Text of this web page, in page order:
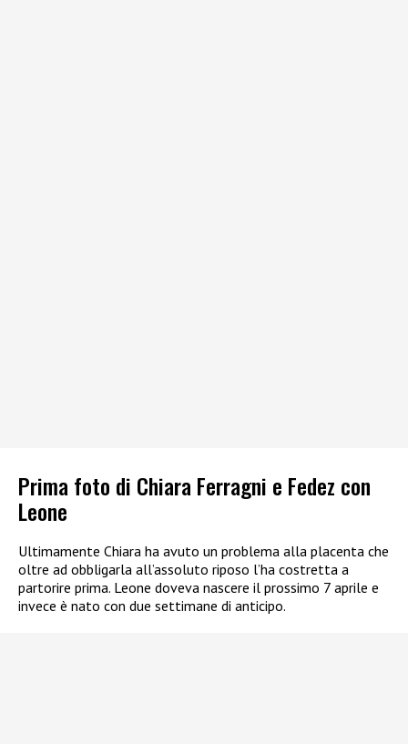
Prima foto di Chiara Ferragni e Fedez con
Leone
Ultimamente Chiara ha avuto un problema alla placenta che
oltre ad obbligarla all’assoluto riposo l’ha costretta a
partorire prima. Leone doveva nascere il prossimo 7 aprile e
invece è nato con due settimane di anticipo.